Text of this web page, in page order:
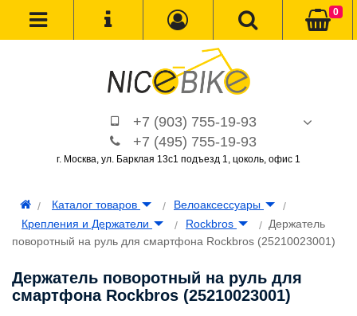
+7 (903) 755-19-93
+7 (495) 755-19-93
г. Москва, ул. Барклая 13с1 подъезд 1, цоколь, офис 1
0
Каталог товаров
Велоаксессуары
Крепления и Держатели
Rockbros
Держатель
поворотный на руль для смартфона Rockbros (25210023001)
Держатель поворотный на руль для
смартфона Rockbros (25210023001)